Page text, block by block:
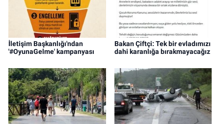
İletişim Başkanlığı'ndan
'#OyunaGelme' kampanyası
Bakan Çiftçi: Tek bir evladımızı
dahi karanlığa bırakmayacağız